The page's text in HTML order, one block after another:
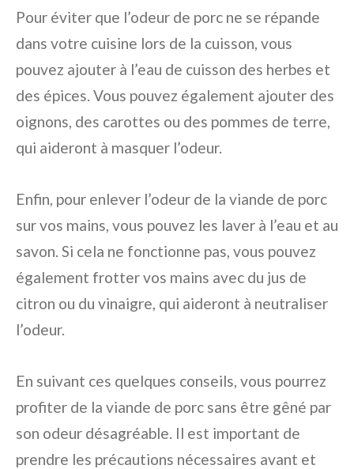
Pour éviter que l’odeur de porc ne se répande
dans votre cuisine lors de la cuisson, vous
pouvez ajouter à l’eau de cuisson des herbes et
des épices. Vous pouvez également ajouter des
oignons, des carottes ou des pommes de terre,
qui aideront à masquer l’odeur.
Enfin, pour enlever l’odeur de la viande de porc
sur vos mains, vous pouvez les laver à l’eau et au
savon. Si cela ne fonctionne pas, vous pouvez
également frotter vos mains avec du jus de
citron ou du vinaigre, qui aideront à neutraliser
l’odeur.
En suivant ces quelques conseils, vous pourrez
profiter de la viande de porc sans être gêné par
son odeur désagréable. Il est important de
prendre les précautions nécessaires avant et